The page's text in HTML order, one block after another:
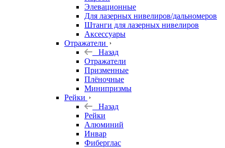
Элевационные
Для лазерных нивелиров/дальномеров
Штанги для лазерных нивелиров
Аксессуары
Отражатели
Назад
Отражатели
Призменные
Плёночные
Минипризмы
Рейки
Назад
Рейки
Алюминий
Инвар
Фиберглас